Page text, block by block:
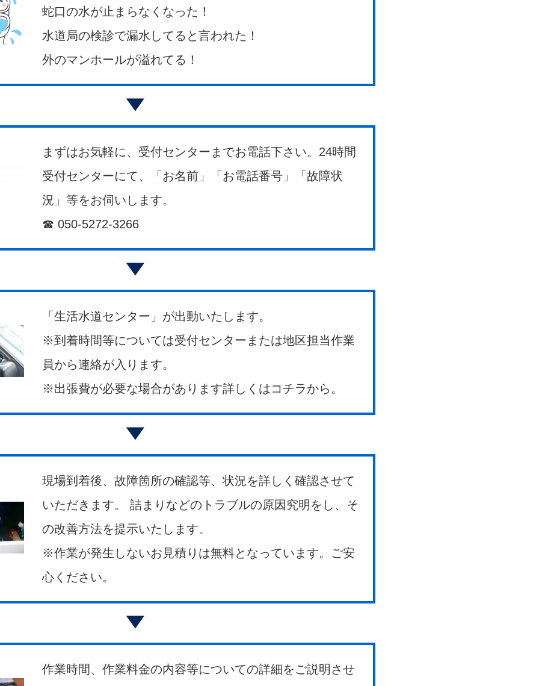
蛇口の水が止まらなくなった！
水道局の検診で漏水してると言われた！
外のマンホールが溢れてる！
まずはお気軽に、受付センターまでお電話下さい。24時間
受付センターにて、「お名前」「お電話番号」「故障状
況」等をお伺いします。
☎ 050-5272-3266
「生活水道センター」が出動いたします。
※到着時間等については受付センターまたは地区担当作業
員から連絡が入ります。
※出張費が必要な場合があります詳しくはコチラから。
現場到着後、故障箇所の確認等、状況を詳しく確認させて
いただきます。 詰まりなどのトラブルの原因究明をし、そ
の改善方法を提示いたします。
※作業が発生しないお見積りは無料となっています。ご安
心ください。
作業時間、作業料金の内容等についての詳細をご説明させ